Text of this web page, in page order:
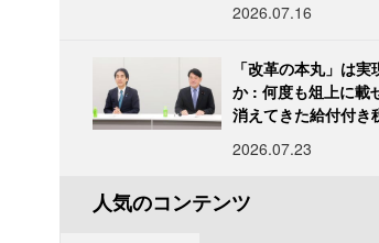
2026.07.16
「改革の本丸」は実
か : 何度も俎上に載
消えてきた給付付き
2026.07.23
人気のコンテンツ